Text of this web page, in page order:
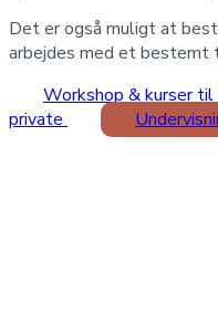
Det er også muligt at
arbejdes med et bestemt
Workshop & kurser
private